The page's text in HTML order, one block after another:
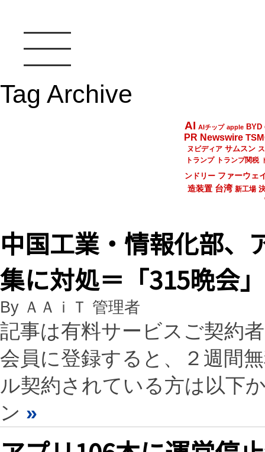
Tag Archive
AI AIチップ apple BYD
PR Newswire
ヌビディア サムスン
トランプ
トランプ関税
ンドリー ファーウェ
造装置 台湾 新工場
中国工業・情報化部、
集に対処＝「315晩会
By ＡＡｉＴ 管理者
記事は有料サービスご契約
会員に登録すると、２週間
ル契約されている方は以下
ン »